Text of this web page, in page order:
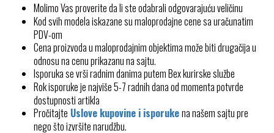
Molimo Vas proverite da li ste odabrali odgovarajuću veličinu
Kod svih modela iskazane su maloprodajne cene sa uračunatim
PDV-om
Cena proizvoda u maloprodajnim objektima može biti drugačija u
odnosu na cenu prikazanu na sajtu.
Isporuka se vrši radnim danima putem Bex kurirske službe
Rok isporuke je najviše 5-7 radnih dana od momenta potvrde
dostupnosti artikla
Pročitajte Uslove kupovine i isporukena našem sajtu pre
nego što izvršite narudžbu.